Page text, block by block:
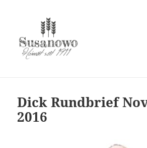
Dick Rundbrief
2016